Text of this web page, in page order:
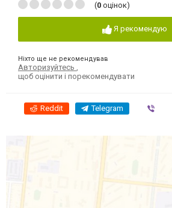
(0 оцінок)
Я рекомендую
Ніхто ще не рекомендував
Авторизуйтесь
щоб оцінити і порекомендувати
Reddit Telegram